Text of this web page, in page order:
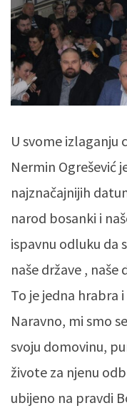
U svome izlaganju
Nermin Ogrešević
najznačajnijih
narod bosanki i
ispavnu odluku da
naše države , naše
To je jedna hrabra
Naravno, mi smo
svoju domovinu,
živote za njenu
ubijeno na pravdi